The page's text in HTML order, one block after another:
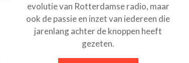
evolutie van Rotterdamse radio, maar
ook de passie en inzet van iedereen die
jarenlang achter de knoppen heeft
gezeten.